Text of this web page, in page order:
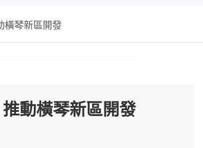
橫琴新區開發
動橫琴新區開發